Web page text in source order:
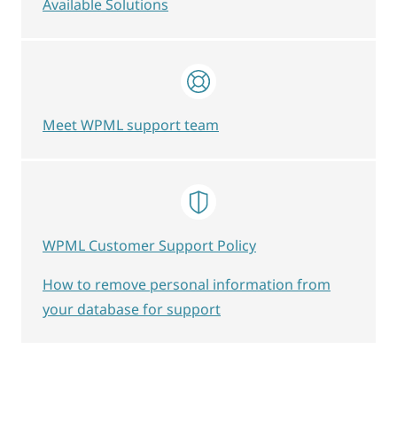
Available Solutions
Meet WPML support team
WPML Customer Support Policy
How to remove personal information from
your database for support